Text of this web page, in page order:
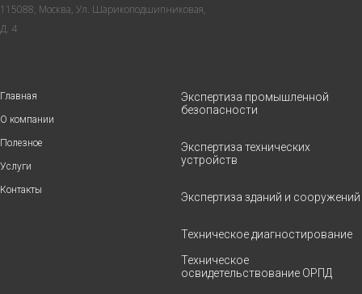
115088, Москва, Ул. Шарикоподшипниковая,
Д. 4
Главная
О компании
Полезное
Услуги
Контакты
Экспертиза промышленной
безопасности
Экспертиза технических
устройств
Экспертиза зданий и сооружений
Техническое диагностирование
Техническое
освидетельствование ОРПД